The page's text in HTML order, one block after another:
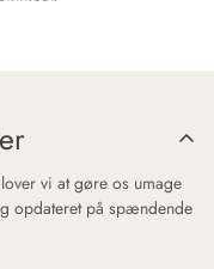
vi at gøre os umage
opdateret på spændende